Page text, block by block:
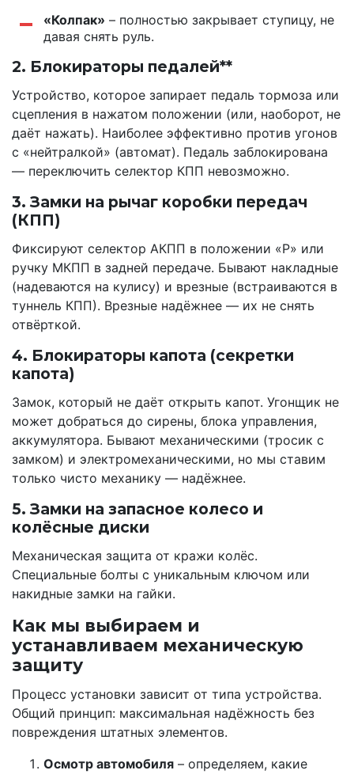
«Колпак» – полностью закрывает ступицу, не
давая снять руль.
2. Блокираторы педалей**
Устройство, которое запирает педаль тормоза или
сцепления в нажатом положении (или, наоборот, не
даёт нажать). Наиболее эффективно против угонов
с «нейтралкой» (автомат). Педаль заблокирована
— переключить селектор КПП невозможно.
3. Замки на рычаг коробки передач
(КПП)
Фиксируют селектор АКПП в положении «P» или
ручку МКПП в задней передаче. Бывают накладные
(надеваются на кулису) и врезные (встраиваются в
туннель КПП). Врезные надёжнее — их не снять
отвёрткой.
4. Блокираторы капота (секретки
капота)
Замок, который не даёт открыть капот. Угонщик не
может добраться до сирены, блока управления,
аккумулятора. Бывают механическими (тросик с
замком) и электромеханическими, но мы ставим
только чисто механику — надёжнее.
5. Замки на запасное колесо и
колёсные диски
Механическая защита от кражи колёс.
Специальные болты с уникальным ключом или
накидные замки на гайки.
Как мы выбираем и
устанавливаем механическую
защиту
Процесс установки зависит от типа устройства.
Общий принцип: максимальная надёжность без
повреждения штатных элементов.
Осмотр автомобиля – определяем, какие